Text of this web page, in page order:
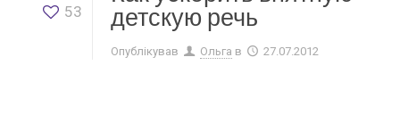
53
детскую речь
Опублікував Ольга в 27.07.2012